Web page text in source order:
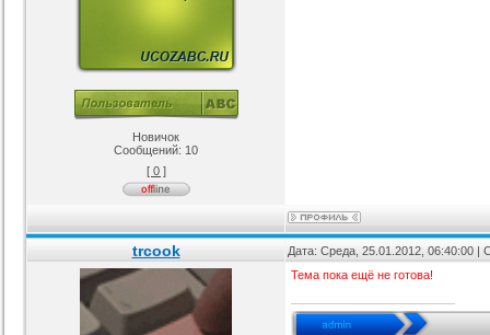
Новичок
Сообщений: 10
[ 0 ]
trcook Дата: Среда, 25.01.2012, 06:40:00 |
Тема пока ещё не готова!